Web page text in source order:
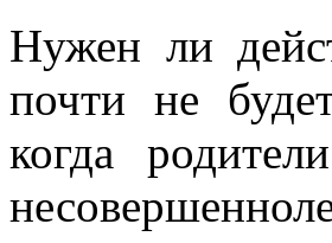
Нужен ли
почти не
когда